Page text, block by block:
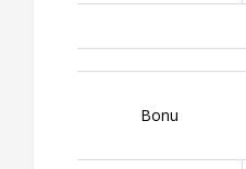
Bоnu